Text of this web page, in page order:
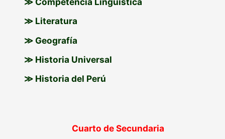
≫ Literatura
≫ Geografía
≫ Historia Universal
≫ Historia del Perú
Cuarto de Secundaria